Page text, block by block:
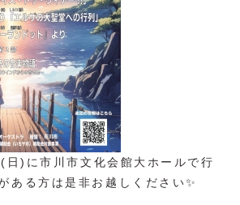
)に市川市文化会館大ホールで行
ある方は是非お越しください✨